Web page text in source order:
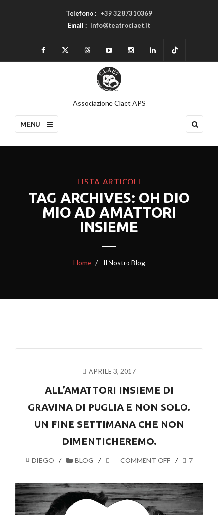
Telefono : +39 3287310369
Email : info@teatroclaet.it
Associazione Claet APS
MENU
LISTA ARTICOLI
TAG ARCHIVES: OH DIO
MIO AD AMATTORI
INSIEME
Home Il Nostro Blog
APRILE 3, 2017
ALL’AMATTORI INSIEME DI
GRAVINA DI PUGLIA E NON SOLO.
UN FINE SETTIMANA CHE NON
DIMENTICHEREMO.
DIEGO BLOG COMMENT OFF 7